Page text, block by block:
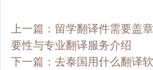
上一篇：留学翻译件需要盖
要性与专业翻译服务介绍
下一篇：去泰国用什么翻译